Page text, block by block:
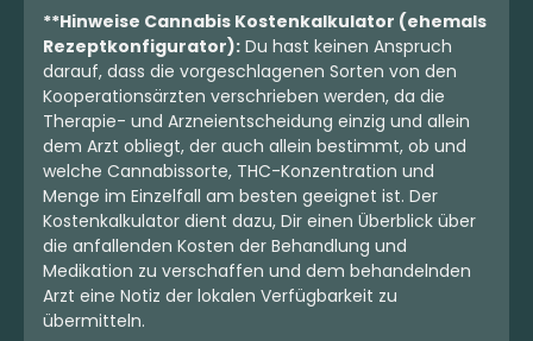
**Hinweise Cannabis Kostenkalkulator (ehemals
Rezeptkonfigurator): Du hast keinen Anspruch
darauf, dass die vorgeschlagenen Sorten von den
Kooperationsärzten verschrieben werden, da die
Therapie- und Arzneientscheidung einzig und allein
dem Arzt obliegt, der auch allein bestimmt, ob und
welche Cannabissorte, THC-Konzentration und
Menge im Einzelfall am besten geeignet ist. Der
Kostenkalkulator dient dazu, Dir einen Überblick über
die anfallenden Kosten der Behandlung und
Medikation zu verschaffen und dem behandelnden
Arzt eine Notiz der lokalen Verfügbarkeit zu
übermitteln.